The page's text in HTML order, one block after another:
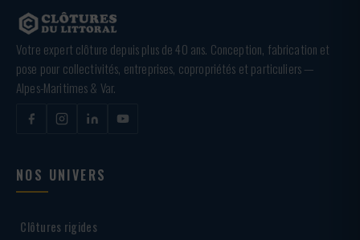
Votre expert clôture depuis plus de 40 ans. Conception, fabrication et
pose pour collectivités, entreprises, copropriétés et particuliers —
Alpes-Maritimes & Var.
NOS UNIVERS
Clôtures rigides